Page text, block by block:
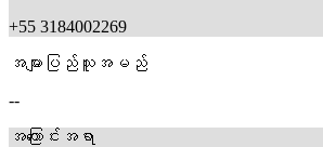
+55 3184002269
အများပြည်သူအမည်
--
အကြောင်းအရာ